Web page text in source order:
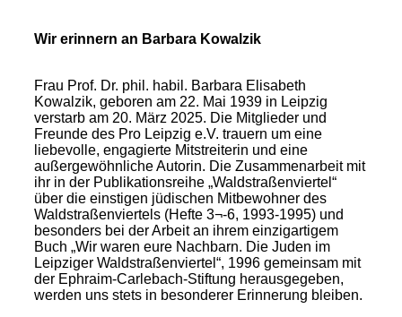
Wir erinnern an Barbara Kowalzik
Frau Prof. Dr. phil. habil. Barbara Elisabeth
Kowalzik, geboren am 22. Mai 1939 in Leipzig
verstarb am 20. März 2025. Die Mitglieder und
Freunde des Pro Leipzig e.V. trauern um eine
liebevolle, engagierte Mitstreiterin und eine
außergewöhnliche Autorin. Die Zusammenarbeit mit
ihr in der Publikationsreihe „Waldstraßenviertel“
über die einstigen jüdischen Mitbewohner des
Waldstraßenviertels (Hefte 3¬-6, 1993-1995) und
besonders bei der Arbeit an ihrem einzigartigem
Buch „Wir waren eure Nachbarn. Die Juden im
Leipziger Waldstraßenviertel“, 1996 gemeinsam mit
der Ephraim-Carlebach-Stiftung herausgegeben,
werden uns stets in besonderer Erinnerung bleiben.